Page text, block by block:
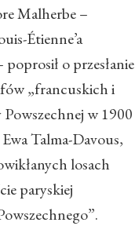
Malherbe –
Étienne’a
o przesłanie
„francuskich i
w 1900
Talma-Davous,
losach
paryskiej